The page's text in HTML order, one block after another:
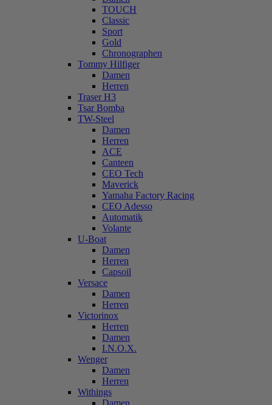
TOUCH
Classic
Sport
Gold
Chronographen
Tommy Hilfiger
Damen
Herren
Traser H3
Tsar Bomba
TW-Steel
Damen
Herren
ACE
Canteen
CEO Tech
Maverick
Yamaha Factory Racing
CEO Adesso
Automatik
Volante
U-Boat
Damen
Herren
Capsoil
Versace
Damen
Herren
Victorinox
Herren
Damen
I.N.O.X.
Wenger
Damen
Herren
Withings
Damen